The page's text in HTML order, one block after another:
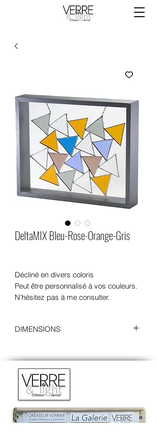
DeltaMIX Bleu-Rose-Orange-Gris
Décliné en divers coloris
Peut être personnalisé à vos couleurs.
N'hésitez pas à me consulter.
DIMENSIONS
Longueur : 22 cm
Hauteur : 17 cm
Profondeur : 0.5 cm
Avec cadre:
Longueur : 26,5 cm
Hauteur : 21,5 cm
Profondeur : 4,5 cm